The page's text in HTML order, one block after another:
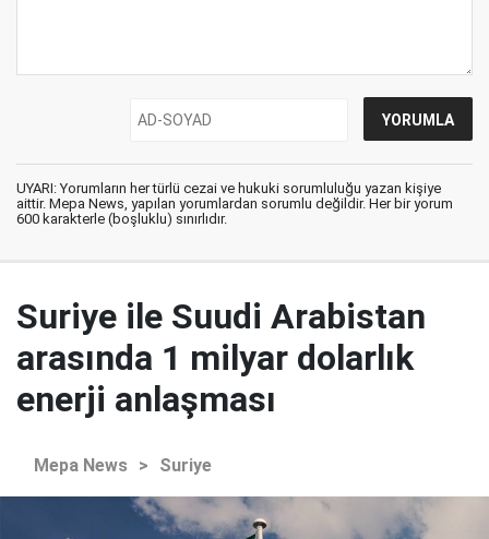
UYARI: Yorumların her türlü cezai ve hukuki sorumluluğu yazan kişiye
aittir. Mepa News, yapılan yorumlardan sorumlu değildir. Her bir yorum
600 karakterle (boşluklu) sınırlıdır.
Suriye ile Suudi Arabistan
arasında 1 milyar dolarlık
enerji anlaşması
Mepa News > Suriye